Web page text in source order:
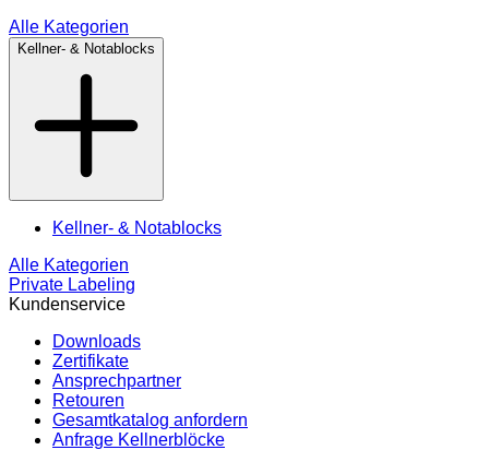
Alle Kategorien
Kellner- & Notablocks
Kellner- & Notablocks
Alle Kategorien
Private Labeling
Kundenservice
Downloads
Zertifikate
Ansprechpartner
Retouren
Gesamtkatalog anfordern
Anfrage Kellnerblöcke